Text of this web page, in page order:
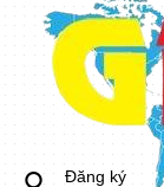
Đăng ký